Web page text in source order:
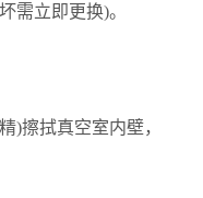
立即更换)。
擦拭真空室内壁，